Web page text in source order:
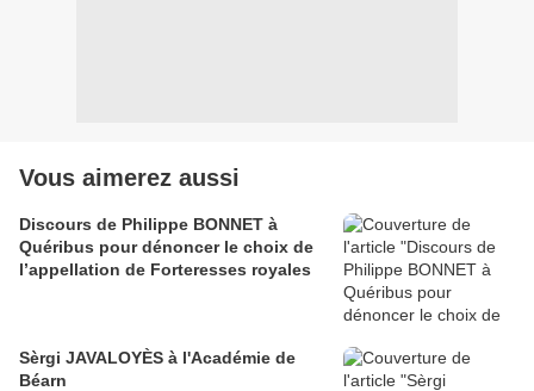
Vous aimerez aussi
Discours de Philippe BONNET à
Quéribus pour dénoncer le choix de
l’appellation de Forteresses royales
Sèrgi JAVALOYÈS à l'Académie de
Béarn